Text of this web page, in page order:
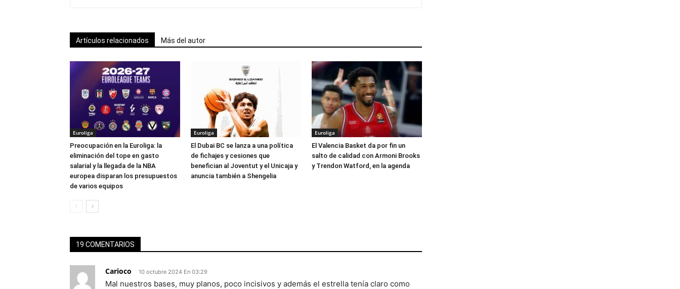
Artículos relacionados Más del autor
Euroliga
Preocupación en la Euroliga: la
eliminación del tope en gasto
salarial y la llegada de la NBA
europea disparan los presupuestos
de varios equipos
Euroliga
El Dubai BC se lanza a una política
de fichajes y cesiones que
benefician al Joventut y el Unicaja y
anuncia también a Shengelia
Euroliga
El Valencia Basket da por fin un
salto de calidad con Armoni Brooks
y Trendon Watford, en la agenda
19 COMENTARIOS
Carioco 10 octubre 2024 En 03:29
Mal nuestros bases, muy planos, poco incisivos y además el estrella tenía claro como